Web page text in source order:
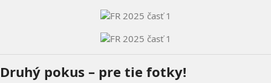
Druhý pokus – pre tie fotky!